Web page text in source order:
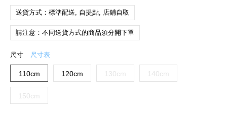
送貨方式：標準配送, 自提點, 店鋪自取
請注意：不同送貨方式的商品須分開下單
尺寸 尺寸表
110cm 120cm 130cm 140cm
150cm